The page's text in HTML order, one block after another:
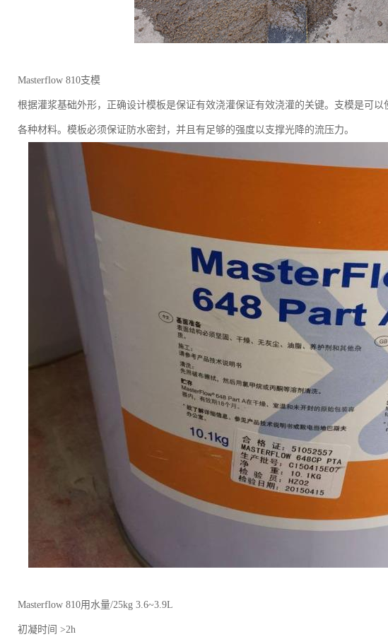
Masterflow 810支模
根据灌浆基础外形，正确设计模板是保证有效浇灌保证有效浇灌的关键。支模是可
各种材料。模板必须保证防水密封，并且有足够的强度以支撑光降的流压力。
Masterflow 810用水量/25kg 3.6~3.9L
初凝时间 >2h